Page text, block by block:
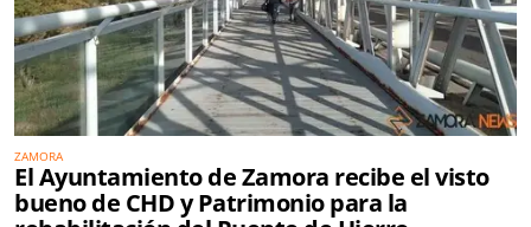
ZAMORA
El Ayuntamiento de Zamora recibe el visto
bueno de CHD y Patrimonio para la